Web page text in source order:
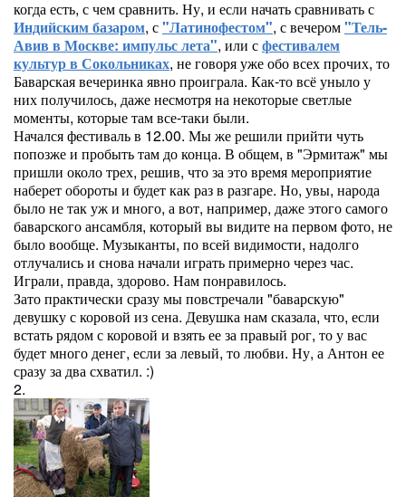
когда есть, с чем сравнить. Ну, и если начать сравнивать с
Индийским базаром, с"Латинофестом", с вечером"Тель-
Авив в Москве: импульс лета", или сфестивалем
культур в Сокольниках, не говоря уже обо всех прочих, то
Баварская вечеринка явно проиграла. Как-то всё уныло у
них получилось, даже несмотря на некоторые светлые
моменты, которые там все-таки были.
Начался фестиваль в 12.00. Мы же решили прийти чуть
попозже и пробыть там до конца. В общем, в "Эрмитаж" мы
пришли около трех, решив, что за это время мероприятие
наберет обороты и будет как раз в разгаре. Но, увы, народа
было не так уж и много, а вот, например, даже этого самого
баварского ансамбля, который вы видите на первом фото, не
было вообще. Музыканты, по всей видимости, надолго
отлучались и снова начали играть примерно через час.
Играли, правда, здорово. Нам понравилось.
Зато практически сразу мы повстречали "баварскую"
девушку с коровой из сена. Девушка нам сказала, что, если
встать рядом с коровой и взять ее за правый рог, то у вас
будет много денег, если за левый, то любви. Ну, а Антон ее
сразу за два схватил. :)
2.